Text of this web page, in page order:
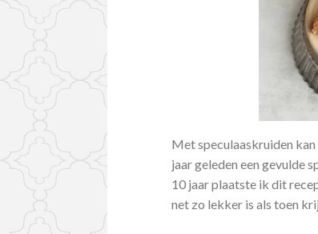
Met speculaaskruiden
jaar geleden een gevulde
10 jaar plaatste ik dit
net zo lekker is als toen